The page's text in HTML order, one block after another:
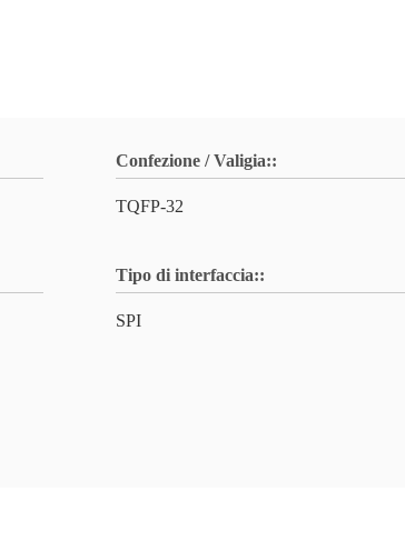
Confezione / Valigia::
TQFP-32
Tipo di interfaccia::
SPI